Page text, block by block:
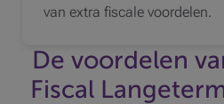
van extra fiscale voordelen.
De voordelen
Fiscal